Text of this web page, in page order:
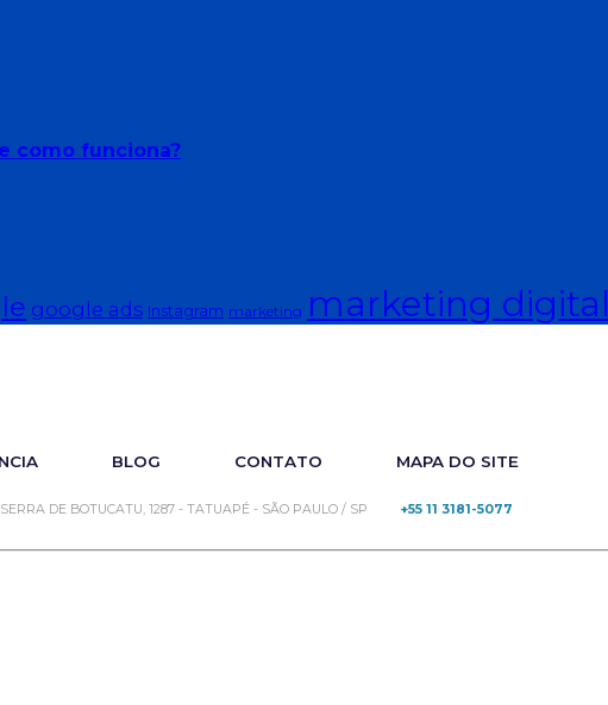
como funciona?
google ads Instagram marketing marketing digital
BLOG CONTATO MAPA DO SITE
DE BOTUCATU, 1287 - TATUAPÉ - SÃO PAULO / SP +55 11 3181-5077